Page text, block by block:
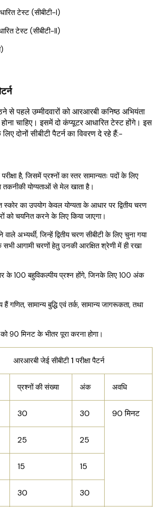
टेस्ट (सीबीटी-I)
टेस्ट (सीबीटी-II)
से पहले उम्मीदवारों को आरआरबी कनिष्ठ अभियंता
होना चाहिए। इसमें दो कंप्यूटर आधारित टेस्ट होंगे। इस
दोनों सीबीटी पैटर्न का विवरण दे रहे हैं:-
है, जिसमें प्रश्नों का स्तर सामान्यतः पदों के लिए
योग्यताओं से मेल खाता है।
स्कोर का उपयोग केवल योग्यता के आधार पर द्वितीय चरण
को चयनित करने के लिए किया जाएगा।
अभ्यर्थी, जिन्हें द्वितीय चरण सीबीटी के लिए चुना गया
सभी आगामी चरणों हेतु उनकी आरक्षित श्रेणी में ही रखा
के 100 बहुविकल्पीय प्रश्न होंगे, जिनके लिए 100 अंक
हैं गणित, सामान्य बुद्धि एवं तर्क, सामान्य जागरूकता, तथा
को 90 मिनट के भीतर पूरा करना होगा।
1 परीक्षा पैटर्न
प्रश्नों की संख्या अंक अवधि
30 30 90 मिनट
25 25
15 15
30 30